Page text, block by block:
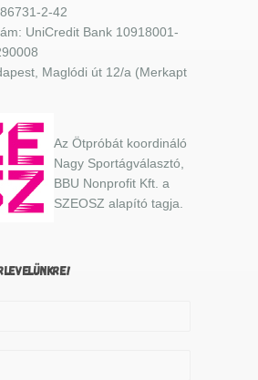
2-42
UniCredit Bank 10918001-
Maglódi út 12/a (Merkapt
Az Ötpróbát koordináló
Nagy Sportágválasztó,
BBU Nonprofit Kft. a
SZEOSZ alapító tagja.